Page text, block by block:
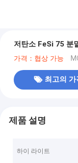
저탄소 FeSi 75 분
가격：협상 가능
최고의 가
제품 설명
하이 라이트